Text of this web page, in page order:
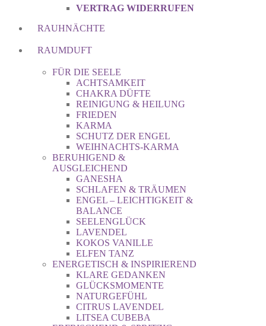
VERTRAG WIDERRUFEN
RAUHNÄCHTE
RAUMDUFT
FÜR DIE SEELE
ACHTSAMKEIT
CHAKRA DÜFTE
REINIGUNG & HEILUNG
FRIEDEN
KARMA
SCHUTZ DER ENGEL
WEIHNACHTS-KARMA
BERUHIGEND &
AUSGLEICHEND
GANESHA
SCHLAFEN & TRÄUMEN
ENGEL – LEICHTIGKEIT &
BALANCE
SEELENGLÜCK
LAVENDEL
KOKOS VANILLE
ELFEN TANZ
ENERGETISCH & INSPIRIEREND
KLARE GEDANKEN
GLÜCKSMOMENTE
NATURGEFÜHL
CITRUS LAVENDEL
LITSEA CUBEBA